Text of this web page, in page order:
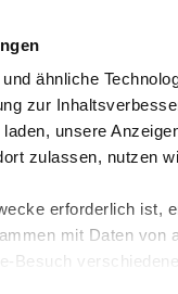
ähnliche
zur
unsere
zulassen, nutzen
erforderlich ist,
mit Daten von
Besuch
Deutschland